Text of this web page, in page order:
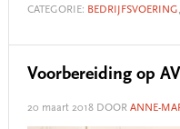
CATEGORIE: BEDRIJFSVOERING,
Voorbereiding op
20 maart 2018DOOR ANNE-